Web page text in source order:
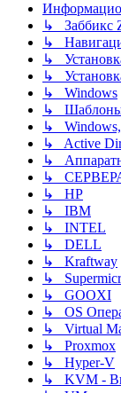
↳ Заббикс
↳
↳
↳
↳ Windows
↳ Шаблоны
↳ Windows,
↳ Active
↳
↳
↳ HP
↳ IBM
↳ INTEL
↳ DELL
↳ Kraftway
↳
↳ GOOXI
↳ OS
↳ Virtual
↳ Proxmox
↳ Hyper-V
↳ KVM -